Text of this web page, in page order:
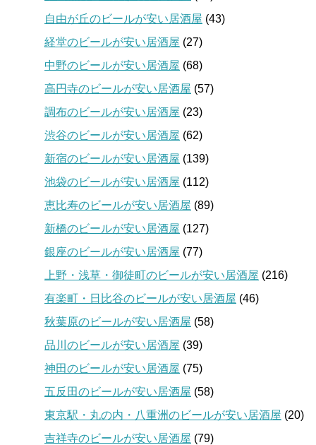
自由が丘のビールが安い居酒屋 (43)
経堂のビールが安い居酒屋 (27)
中野のビールが安い居酒屋 (68)
高円寺のビールが安い居酒屋 (57)
調布のビールが安い居酒屋 (23)
渋谷のビールが安い居酒屋 (62)
新宿のビールが安い居酒屋 (139)
池袋のビールが安い居酒屋 (112)
恵比寿のビールが安い居酒屋 (89)
新橋のビールが安い居酒屋 (127)
銀座のビールが安い居酒屋 (77)
上野・浅草・御徒町のビールが安い居酒屋 (216)
有楽町・日比谷のビールが安い居酒屋 (46)
秋葉原のビールが安い居酒屋 (58)
品川のビールが安い居酒屋 (39)
神田のビールが安い居酒屋 (75)
五反田のビールが安い居酒屋 (58)
東京駅・丸の内・八重洲のビールが安い居酒屋 (20)
吉祥寺のビールが安い居酒屋 (79)